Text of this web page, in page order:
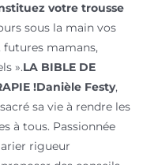
votre trousse
sous la main vos
futures mamans,
».LA BIBLE DE
!Danièle Festy,
sa vie à rendre les
à tous. Passionnée
rigueur